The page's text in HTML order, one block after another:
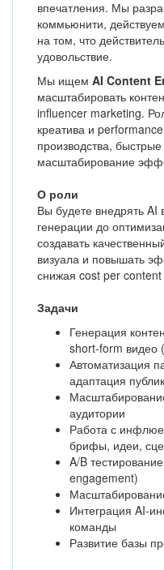
впечатления. Мы
коммьюнити,
на том, что
удовольствие.
Мы ищем AI Content
масштабировать
influencer marketing.
креатива и
производства, быстрые
масштабирование
О роли
Вы будете внедрять AI
генерации до
создавать
визуала и повышать
снижая cost per content
Задачи
Генерация
short-form видео
Автоматизация
адаптация
аудитории
Работа с
брифы, идеи,
A/B
engagement)
Интеграция AI-
команды
Развитие базы